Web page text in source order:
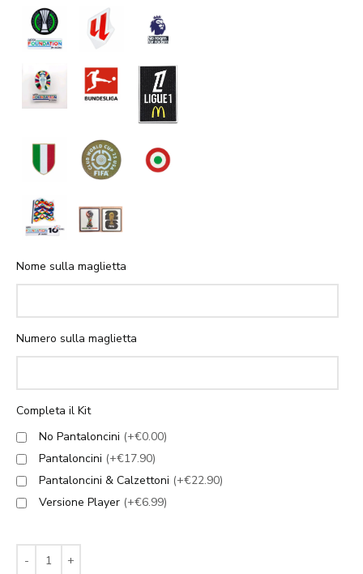
Nome sulla maglietta
Numero sulla maglietta
Completa il Kit
No Pantaloncini (+€0.00)
Pantaloncini (+€17.90)
Pantaloncini & Calzettoni (+€22.90)
Versione Player (+€6.99)